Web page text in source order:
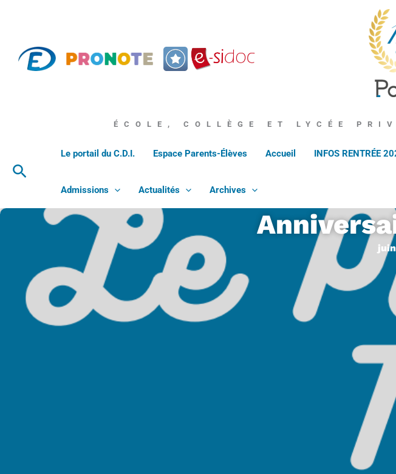
ÉCOLE, COLLÈGE ET LYCÉE
Rechercher
Le portail du C.D.I. Espace Parents-Élèves Accueil INFOS RENTRÉE
Admissions Actualités Archives